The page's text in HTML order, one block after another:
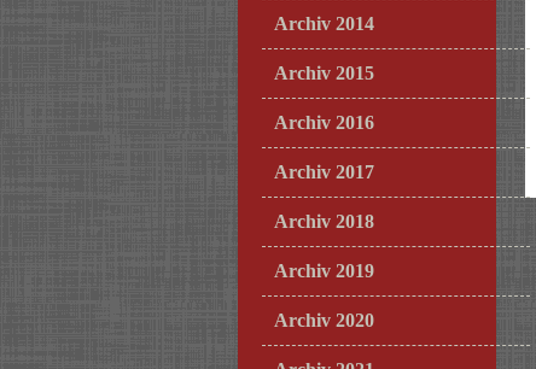
Archiv 2014
Archiv 2015
Archiv 2016
Archiv 2017
Archiv 2018
Archiv 2019
Archiv 2020